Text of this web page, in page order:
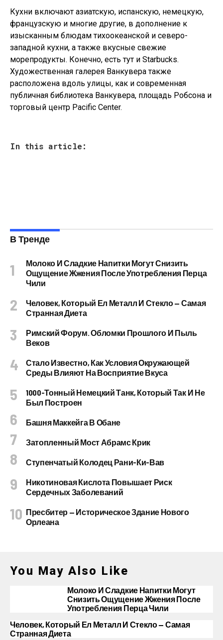
Кухни включают азиатскую, испанскую, немецкую,
французскую и многие другие, в дополнение к
изысканным блюдам тихоокеанской и северо-
западной кухни, а также вкусные свежие
морепродукты. Конечно, есть тут и Starbucks.
Художественная галерея Ванкувера также
расположена вдоль улицы, как и современная
публичная библиотека Ванкувера, площадь Робсона и
торговый центр Pacific Center.
In this article:
В Тренде
Молоко И Сладкие Напитки Могут Снизить
Ощущение Жжения После Употребления Перца
Чили
Человек, Который Ел Металл И Стекло — Самая
Странная Диета
Римский Форум. Обломки Прошлого И Пыль
Веков
Стало Известно, Как Условия Окружающей
Среды Влияют На Восприятие Вкуса
1000-Тонный Немецкий Танк, Который Так И Не
Был Построен
Башня Маккейга В Обане
Затопленный Мост Абрамс Крик
Ступенчатый Колодец Рани-Ки-Вав
Никотиновая Кислота Повышает Риск
Сердечных Заболеваний
Пресбитер — Историческое Здание Нового
Орлеана
You May Also Like
Молоко И Сладкие Напитки Могут
Снизить Ощущение Жжения После
Употребления Перца Чили
Человек, Который Ел Металл И Стекло — Самая
Странная Диета